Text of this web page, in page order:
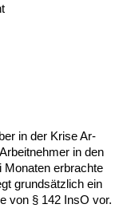
in der Kri­se Ar­
in den
Mo­na­ten er­brach­te
grundsätz­lich ein
von § 142 In­sO vor.